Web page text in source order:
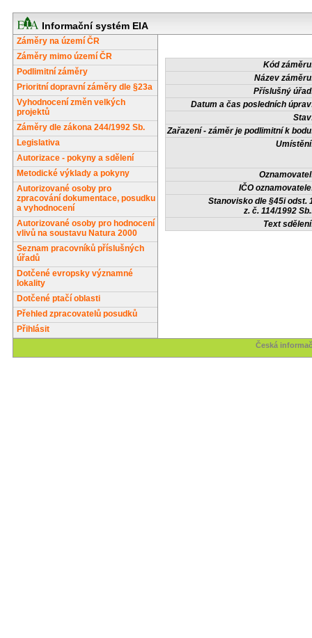
Informační systém EIA
Záměry na území ČR
Záměry mimo území ČR
Podlimitní záměry
Prioritní dopravní záměry dle §23a
Vyhodnocení změn velkých
projektů
Záměry dle zákona 244/1992 Sb.
Legislativa
Autorizace - pokyny a sdělení
Metodické výklady a pokyny
Autorizované osoby pro
zpracování dokumentace, posudku
a vyhodnocení
Autorizované osoby pro hodnocení
vlivů na soustavu Natura 2000
Seznam pracovníků příslušných
úřadů
Dotčené evropsky významné
lokality
Dotčené ptačí oblasti
Přehled zpracovatelů posudků
Přihlásit
Kód
Název
Příslušný
Datum a čas posledních
Zařazení - záměr je podlimitní k
IČO
Stanovisko dle §45i odst.
z. č. 114/1992
Text
Česká